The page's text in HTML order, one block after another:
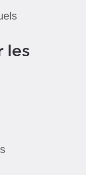
les